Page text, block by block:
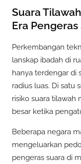
Suara
Era Pengeras
Perkembangan
lanskap ibadah di
hanya terdengar di
radius luas. Di satu
risiko suara tilawah
besar ketika
Beberapa negara
mengeluarkan
pengeras suara di